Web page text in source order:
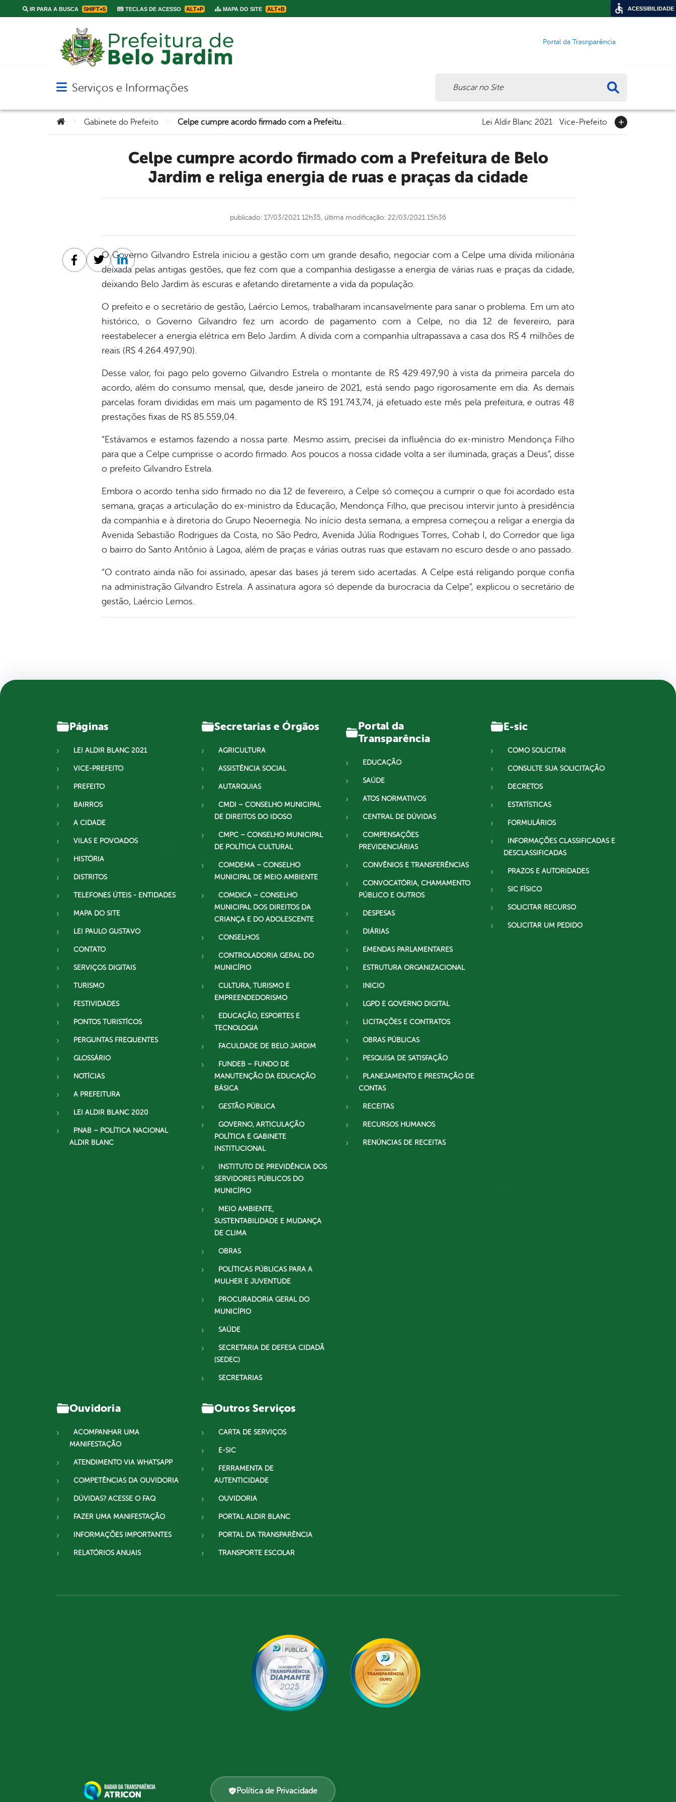
IR PARA A BUSCA SHIFT+5 TECLAS DE ACESSO ALT+P MAPA DO SITE ALT+B
Portal da Trasnparência
Abrir menu principal de navegação
Serviços e Informações
Você está aqui:Gabinete do Prefeito Lei Aldir Blanc 2021 Vice-Prefeito
Celpe cumpre acordo firmado com a Prefeitura de Belo
Jardim e religa energia de ruas e praças da cidade
publicado: 17/03/2021 12h35, última modificação: 22/03/2021 15h36
O Governo Gilvandro Estrela iniciou a gestão com um grande desafio, negociar com a Celpe uma dívida milionária
deixada pelas antigas gestões, que fez com que a companhia desligasse a energia de várias ruas e praças da cidade,
deixando Belo Jardim às escuras e afetando diretamente a vida da população.
O prefeito e o secretário de gestão, Laércio Lemos, trabalharam incansavelmente para sanar o problema. Em um ato
histórico, o Governo Gilvandro fez um acordo de pagamento com a Celpe, no dia 12 de fevereiro, para
reestabelecer a energia elétrica em Belo Jardim. A dívida com a companhia ultrapassava a casa dos R$ 4 milhões de
reais (R$ 4.264.497,90).
Desse valor, foi pago pelo governo Gilvandro Estrela o montante de R$ 429.497,90 à vista da primeira parcela do
acordo, além do consumo mensal, que, desde janeiro de 2021, está sendo pago rigorosamente em dia. As demais
parcelas foram divididas em mais um pagamento de R$ 191.743,74, já efetuado este mês pela prefeitura, e outras 48
prestações fixas de R$ 85.559,04.
“Estávamos e estamos fazendo a nossa parte. Mesmo assim, precisei da influência do ex-ministro Mendonça Filho
para que a Celpe cumprisse o acordo firmado. Aos poucos a nossa cidade volta a ser iluminada, graças a Deus”, disse
o prefeito Gilvandro Estrela.
Embora o acordo tenha sido firmado no dia 12 de fevereiro, a Celpe só começou a cumprir o que foi acordado esta
semana, graças a articulação do ex-ministro da Educação, Mendonça Filho, que precisou intervir junto à presidência
da companhia e à diretoria do Grupo Neoernegia. No início desta semana, a empresa começou a religar a energia da
Avenida Sebastião Rodrigues da Costa, no São Pedro, Avenida Júlia Rodrigues Torres, Cohab I, do Corredor que liga
o bairro do Santo Antônio à Lagoa, além de praças e várias outras ruas que estavam no escuro desde o ano passado.
“O contrato ainda não foi assinado, apesar das bases já terem sido acertadas. A Celpe está religando porque confia
na administração Gilvandro Estrela. A assinatura agora só depende da burocracia da Celpe”, explicou o secretário de
gestão, Laércio Lemos.
Facebook
TwitterLinkedin
Páginas
LEI ALDIR BLANC 2021
VICE-PREFEITO
PREFEITO
BAIRROS
A CIDADE
VILAS E POVOADOS
HISTÓRIA
DISTRITOS
TELEFONES ÚTEIS - ENTIDADES
MAPA DO SITE
LEI PAULO GUSTAVO
CONTATO
SERVIÇOS DIGITAIS
TURISMO
FESTIVIDADES
PONTOS TURISTÍCOS
PERGUNTAS FREQUENTES
GLOSSÁRIO
NOTÍCIAS
A PREFEITURA
LEI ALDIR BLANC 2020
PNAB – POLÍTICA NACIONAL
ALDIR BLANC
Secretarias e Órgãos
AGRICULTURA
ASSISTÊNCIA SOCIAL
AUTARQUIAS
CMDI – CONSELHO MUNICIPAL
DE DIREITOS DO IDOSO
CMPC – CONSELHO MUNICIPAL
DE POLÍTICA CULTURAL
COMDEMA – CONSELHO
MUNICIPAL DE MEIO AMBIENTE
COMDICA – CONSELHO
MUNICIPAL DOS DIREITOS DA
CRIANÇA E DO ADOLESCENTE
CONSELHOS
CONTROLADORIA GERAL DO
MUNICÍPIO
CULTURA, TURISMO E
EMPREENDEDORISMO
EDUCAÇÃO, ESPORTES E
TECNOLOGIA
FACULDADE DE BELO JARDIM
FUNDEB – FUNDO DE
MANUTENÇÃO DA EDUCAÇÃO
BÁSICA
GESTÃO PÚBLICA
GOVERNO, ARTICULAÇÃO
POLÍTICA E GABINETE
INSTITUCIONAL
INSTITUTO DE PREVIDÊNCIA DOS
SERVIDORES PÚBLICOS DO
MUNICÍPIO
MEIO AMBIENTE,
SUSTENTABILIDADE E MUDANÇA
DE CLIMA
OBRAS
POLÍTICAS PÚBLICAS PARA A
MULHER E JUVENTUDE
PROCURADORIA GERAL DO
MUNICÍPIO
SAÚDE
SECRETARIA DE DEFESA CIDADÃ
(SEDEC)
SECRETARIAS
Portal da
Transparência
EDUCAÇÃO
SAÚDE
ATOS NORMATIVOS
CENTRAL DE DÚVIDAS
COMPENSAÇÕES
PREVIDENCIÁRIAS
CONVÊNIOS E TRANSFERÊNCIAS
CONVOCATÓRIA, CHAMAMENTO
PÚBLICO E OUTROS
DESPESAS
DIÁRIAS
EMENDAS PARLAMENTARES
ESTRUTURA ORGANIZACIONAL
INICIO
LGPD E GOVERNO DIGITAL
LICITAÇÕES E CONTRATOS
OBRAS PÚBLICAS
PESQUISA DE SATISFAÇÃO
PLANEJAMENTO E PRESTAÇÃO DE
CONTAS
RECEITAS
RECURSOS HUMANOS
RENÚNCIAS DE RECEITAS
E-sic
COMO SOLICITAR
CONSULTE SUA SOLICITAÇÃO
DECRETOS
ESTATÍSTICAS
FORMULÁRIOS
INFORMAÇÕES CLASSIFICADAS E
DESCLASSIFICADAS
PRAZOS E AUTORIDADES
SIC FÍSICO
SOLICITAR RECURSO
SOLICITAR UM PEDIDO
Ouvidoria
ACOMPANHAR UMA
MANIFESTAÇÃO
ATENDIMENTO VIA WHATSAPP
COMPETÊNCIAS DA OUVIDORIA
DÚVIDAS? ACESSE O FAQ
FAZER UMA MANIFESTAÇÃO
INFORMAÇÕES IMPORTANTES
RELATÓRIOS ANUAIS
Outros Serviços
CARTA DE SERVIÇOS
E-SIC
FERRAMENTA DE
AUTENTICIDADE
OUVIDORIA
PORTAL ALDIR BLANC
PORTAL DA TRANSPARÊNCIA
TRANSPORTE ESCOLAR
Política de Privacidade
ACESSIBILIDADE